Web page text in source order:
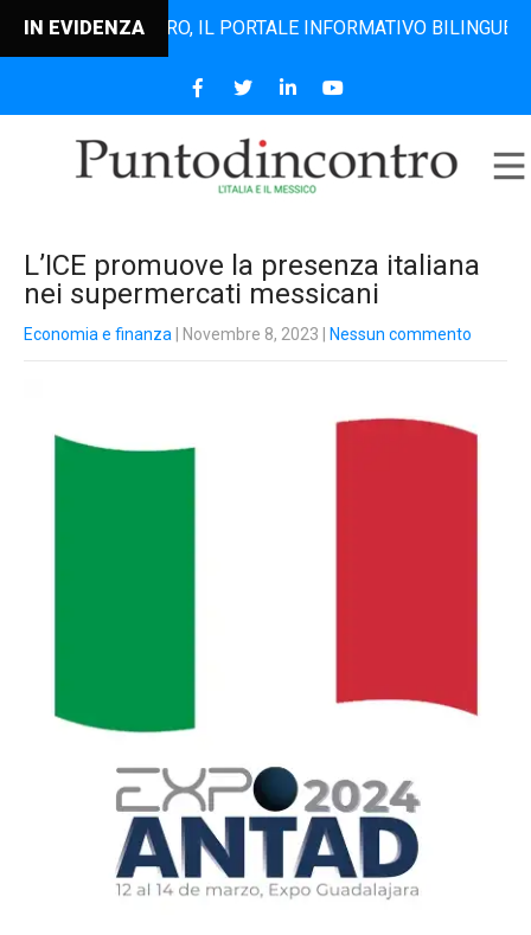
IN EVIDENZA IL PORTALE INFORMATIVO BILINGUE
L’ICE promuove la presenza italiana
nei supermercati messicani
Economia e finanza | Novembre 8, 2023 Nessun commento